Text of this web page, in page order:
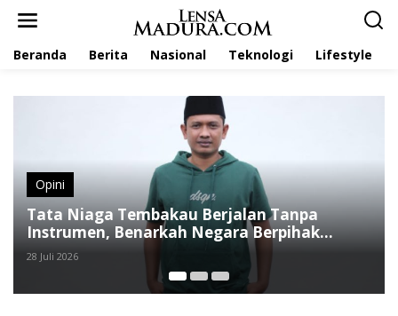
Beranda Berita Nasional Teknologi Lifestyle
Opini
Koperasi Merah Putih dan Jalan Panjang
Menuju Kesejahteraan
12 Juli 2026